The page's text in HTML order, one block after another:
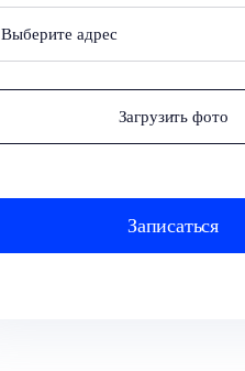
Выберите адрес
Загрузить фото